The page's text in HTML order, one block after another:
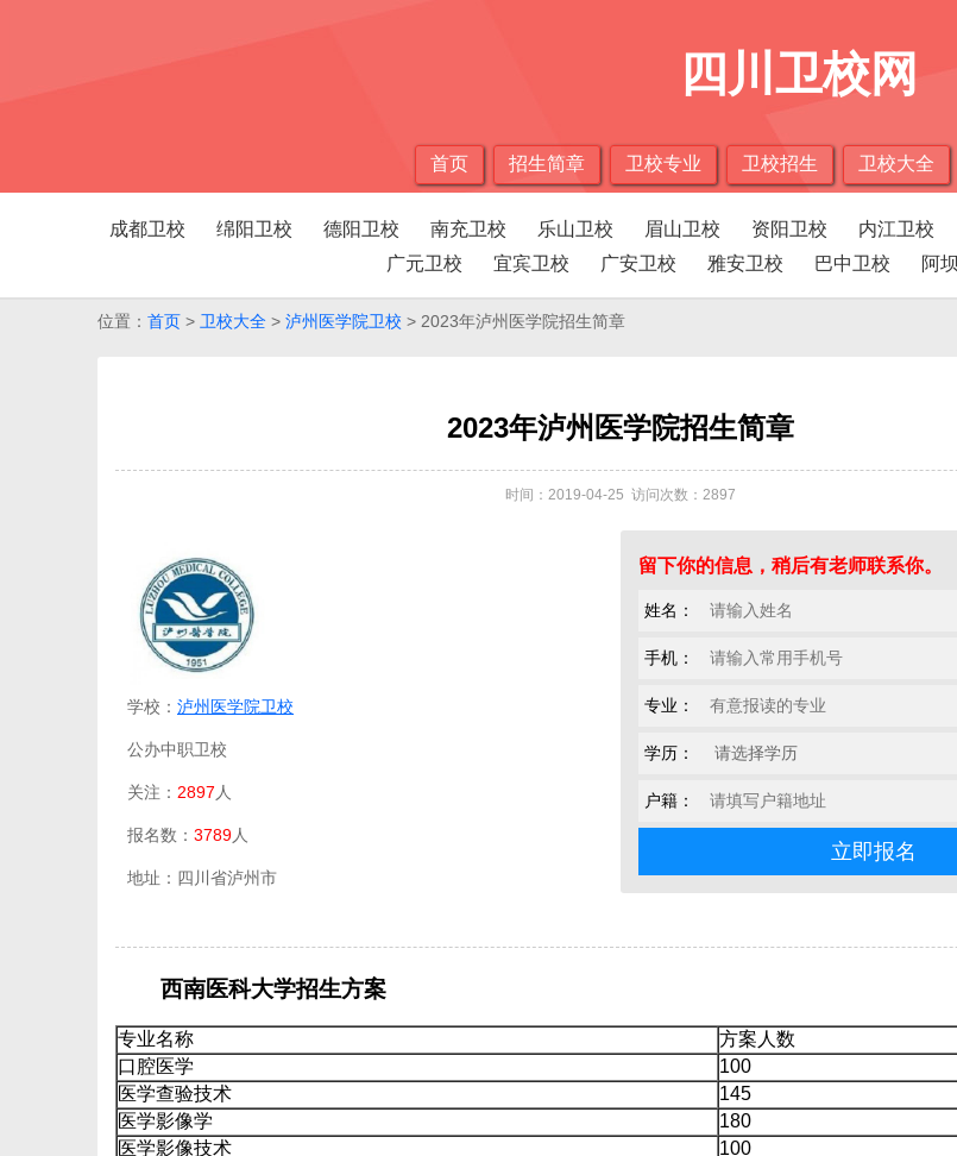
四川卫校网
首页 招生简章 卫校专业 卫校招生 卫校大全
成都卫校 绵阳卫校 德阳卫校 南充卫校 乐山卫校 眉山卫校 资阳卫校 内江卫校
广元卫校
宜宾卫校 广安卫校 雅安卫校 巴中卫校 阿
位置： 首页 > 卫校大全 > 泸州医学院卫校 > 2023年泸州医学院招生简章
2023年泸州医学院招生简章
时间：2019-04-25 访问次数：2897
学校： 泸州医学院卫校
公办中职卫校
关注： 2897 人
报名数： 3789人
地址：四川省泸州市
留下你的信息，稍后有老师联系你。
姓名：
手机：
专业：
学历：
户籍：
西南医科大学招生方案
专业名称
方案人数
口腔医学
100
医学查验技术
145
医学影像学
180
医学影像技术
100